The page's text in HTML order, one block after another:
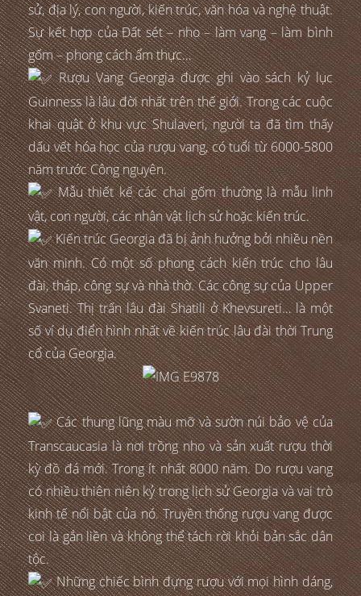
sử, địa lý, con người, kiến trúc, văn hóa và nghệ thuật.
Sự kết hợp của Đất sét – nho – làm vang – làm bình
gốm – phong cách ẩm thực…
Rượu Vang Georgia được ghi vào sách kỷ lục
Guinness là lâu đời nhất trên thế giới. Trong các cuộc
khai quật ở khu vực Shulaveri, người ta đã tìm thấy
dấu vết hóa học của rượu vang, có tuổi từ 6000-5800
năm trước Công nguyên.
Mẫu thiết kế các chai gốm thường là mẫu linh
vật, con người, các nhân vật lịch sử hoặc kiến trúc.
Kiến trúc Georgia đã bị ảnh hưởng bởi nhiều nền
văn minh. Có một số phong cách kiến trúc cho lâu
đài, tháp, công sự và nhà thờ. Các công sự của Upper
Svaneti. Thị trấn lâu đài Shatili ở Khevsureti… là một
số ví dụ điển hình nhất về kiến trúc lâu đài thời Trung
cổ của Georgia.
Các thung lũng màu mỡ và sườn núi bảo vệ của
Transcaucasia là nơi trồng nho và sản xuất rượu thời
kỳ đồ đá mới. Trong ít nhất 8000 năm. Do rượu vang
có nhiều thiên niên kỷ trong lịch sử Georgia và vai trò
kinh tế nổi bật của nó. Truyền thống rượu vang được
coi là gắn liền và không thể tách rời khỏi bản sắc dân
tộc.
Những chiếc bình đựng rượu với mọi hình dáng,